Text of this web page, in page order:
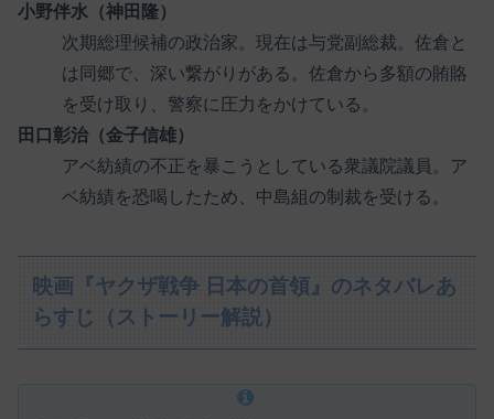
小野伴水（神田隆）
次期総理候補の政治家。現在は与党副総裁。佐倉と
は同郷で、深い繋がりがある。佐倉から多額の賄賂
を受け取り、警察に圧力をかけている。
田口彰治（金子信雄）
アベ紡績の不正を暴こうとしている衆議院議員。ア
ベ紡績を恐喝したため、中島組の制裁を受ける。
映画『ヤクザ戦争 日本の首領』のネタバレあ
らすじ（ストーリー解説）